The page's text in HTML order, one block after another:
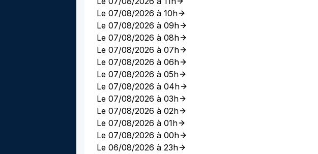
Le 07/08/2026 à 10h
Le 07/08/2026 à 09h
Le 07/08/2026 à 08h
Le 07/08/2026 à 07h
Le 07/08/2026 à 06h
Le 07/08/2026 à 05h
Le 07/08/2026 à 04h
Le 07/08/2026 à 03h
Le 07/08/2026 à 02h
Le 07/08/2026 à 01h
Le 07/08/2026 à 00h
Le 06/08/2026 à 23h